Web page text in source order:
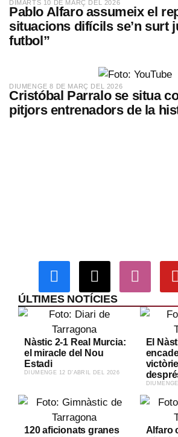
​DIMARTS 10 DE MARÇ DEL 2026
Pablo Alfaro assumeix el
situacions difícils se’n surt
futbol”
​DIUMENGE 8 DE MARÇ DEL 2026
Cristóbal Parralo se situa
pitjors entrenadors de la
ÚLTIMES NOTÍCIES
Nàstic 2-1 Real Murcia:
el miracle del Nou
Estadi
​DIUMENGE 12 D'ABRIL DEL 2026
El
120 aficionats granes
Alfaro